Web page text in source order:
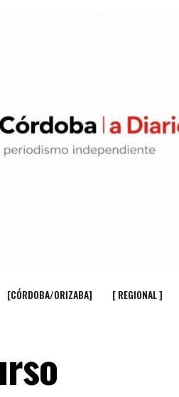
[CÓRDOBA/ORIZABA] [ REGIONAL ]